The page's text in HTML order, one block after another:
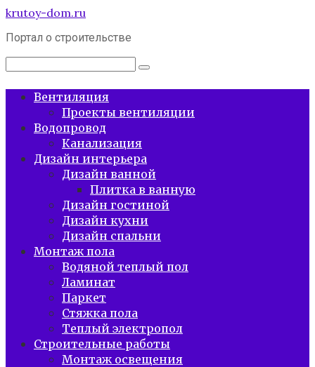
Перейти
контенту
krutoy-dom.ru
Портал о строительстве
Поиск:
Вентиляция
Проекты вентиляции
Водопровод
Канализация
Дизайн интерьера
Дизайн ванной
Плитка в ванную
Дизайн гостиной
Дизайн кухни
Дизайн спальни
Монтаж пола
Водяной теплый пол
Ламинат
Паркет
Стяжка пола
Теплый электропол
Строительные работы
Монтаж освещения